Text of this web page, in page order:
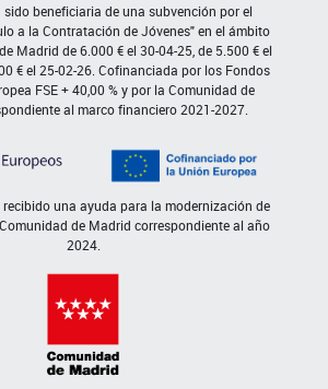
sido beneficiaria de una subvención por el
a la Contratación de Jóvenes" en el ámbito
Madrid de 6.000 € el 30-04-25, de 5.500 € el
€ el 25-02-26. Cofinanciada por los Fondos
FSE + 40,00 % y por la Comunidad de
al marco financiero 2021-2027.
una ayuda para la modernización de
de Madrid correspondiente al año
2024.